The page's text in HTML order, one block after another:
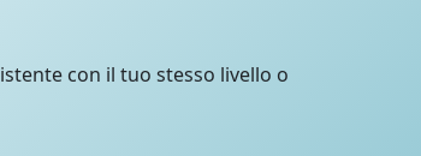
con il tuo stesso livello o